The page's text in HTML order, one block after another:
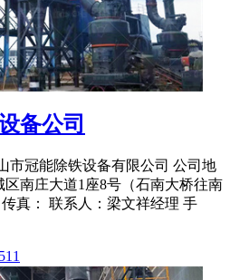
备公司
市冠能除铁设备有限公司 公司地
南庄大道1座8号（石南大桥往南
真： 联系人：梁文祥经理 手